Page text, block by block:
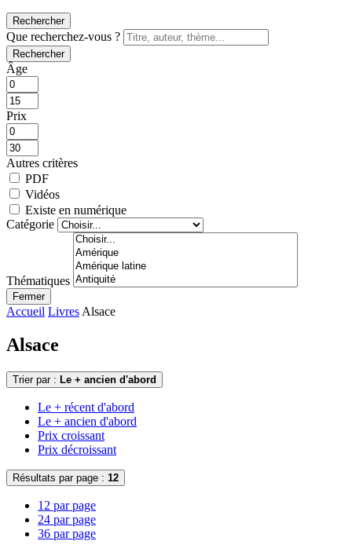
Rechercher
Que recherchez-vous ?
Rechercher
Âge
Prix
Autres critères
PDF
Vidéos
Existe en numérique
Catégorie
Thématiques
Fermer
Accueil Livres Alsace
Alsace
Trier par : Le + ancien d'abord
Le + récent d'abord
Le + ancien d'abord
Prix croissant
Prix décroissant
Résultats par page : 12
12 par page
24 par page
36 par page